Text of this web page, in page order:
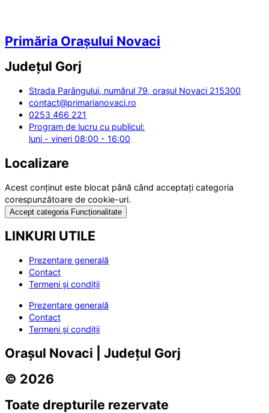
Primăria Orașului Novaci
Județul Gorj
Strada Parângului, numărul 79, orașul Novaci 215300
contact@primarianovaci.ro
0253 466 221
Program de lucru cu publicul:
luni - vineri 08:00 - 16:00
Localizare
Acest conținut este blocat până când acceptați categoria
corespunzătoare de cookie-uri.
Accept categoria Funcționalitate
LINKURI UTILE
Prezentare generală
Contact
Termeni și condiții
Prezentare generală
Contact
Termeni și condiții
Orașul Novaci | Județul Gorj
© 2026
Toate drepturile rezervate